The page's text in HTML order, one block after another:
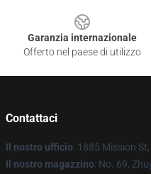
Garanzia internazionale
Offerto nel paese di utilizzo
Contattaci
Il nostro ufficio: 1885 Mission
Il nostro magazzino: No. 69,